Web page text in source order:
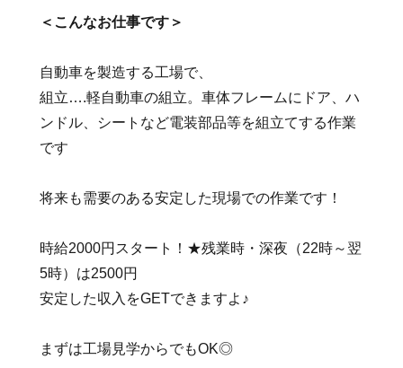
＜こんなお仕事です＞
自動車を製造する工場で、
組立….軽自動車の組立。車体フレームにドア、ハ
ンドル、シートなど電装部品等を組立てする作業
です
将来も需要のある安定した現場での作業です！
時給2000円スタート！★残業時・深夜（22時～翌
5時）は2500円
安定した収入をGETできますよ♪
まずは工場見学からでもOK◎